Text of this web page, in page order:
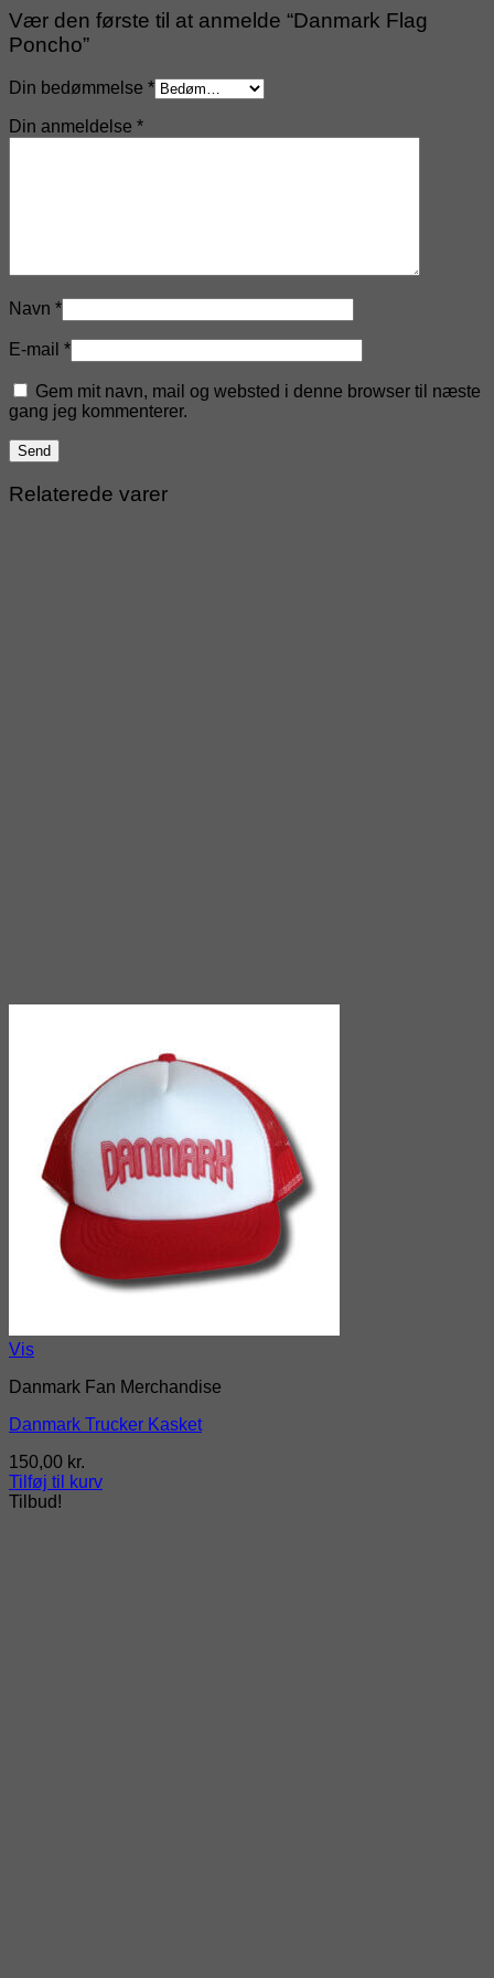
Vær den første til at anmelde “Danmark Flag
Poncho”
Din bedømmelse *
Din anmeldelse *
Navn *
E-mail *
Gem mit navn, mail og websted i denne browser til næste
gang jeg kommenterer.
Relaterede varer
Vis
Danmark Fan Merchandise
Danmark Trucker Kasket
150,00 kr.
Tilføj til kurv
Tilbud!